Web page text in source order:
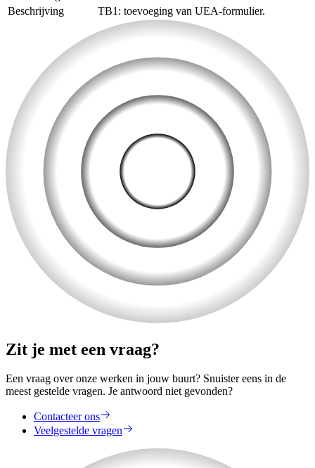
Beschrijving
TB1: toevoeging van UEA-formulier.
Zit je met een vraag?
Een vraag over onze werken in jouw buurt? Snuister eens in de
meest gestelde vragen. Je antwoord niet gevonden?
Contacteer ons
Veelgestelde vragen